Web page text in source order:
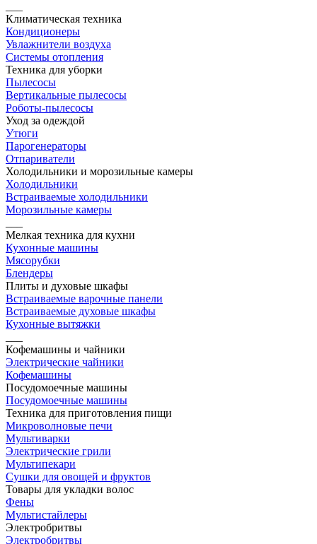
Климатическая техника
Кондиционеры
Увлажнители воздуха
Системы отопления
Техника для уборки
Пылесосы
Вертикальные пылесосы
Роботы-пылесосы
Уход за одеждой
Утюги
Парогенераторы
Отпариватели
Холодильники и морозильные камеры
Холодильники
Встраиваемые холодильники
Морозильные камеры
Мелкая техника для кухни
Кухонные машины
Мясорубки
Блендеры
Плиты и духовые шкафы
Встраиваемые варочные панели
Встраиваемые духовые шкафы
Кухонные вытяжки
Кофемашины и чайники
Электрические чайники
Кофемашины
Посудомоечные машины
Посудомоечные машины
Техника для приготовления пищи
Микроволновые печи
Мультиварки
Электрические грили
Мультипекари
Сушки для овощей и фруктов
Товары для укладки волос
Фены
Мультистайлеры
Электробритвы
Электробритвы